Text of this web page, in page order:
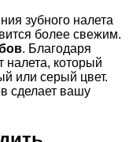
зубного налета
более свежим.
. Благодаря
налета, который
или серый цвет.
сделает вашу